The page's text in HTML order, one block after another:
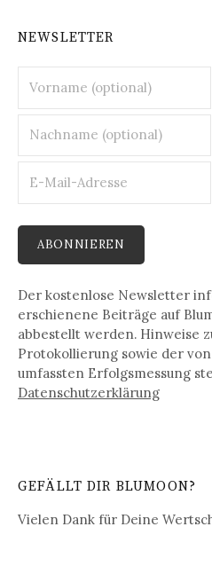
NEWSLETTER
Der kostenlose Newsletter
erschienene Beiträge auf
abbestellt werden. Hinweise
Protokollierung sowie der
umfassten Erfolgsmessung
Datenschutz­erklärung
GEFÄLLT DIR BLUMOON?
Vielen Dank für Deine